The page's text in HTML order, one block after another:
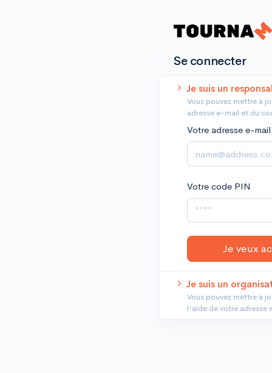
Se connecter
Je suis un
Vous pouvez mettre à
adresse e-mail et du
Votre adresse e-mail
Votre code PIN
Je veux
Je suis un
Vous pouvez mettre à
l'aide de votre adresse